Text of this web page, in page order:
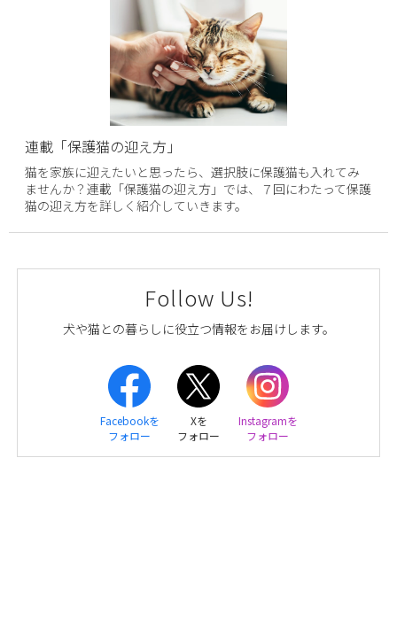
連載「保護猫の迎え方」
猫を家族に迎えたいと思ったら、選択肢に保護猫も入れてみ
ませんか？連載「保護猫の迎え方」では、７回にわたって保護
猫の迎え方を詳しく紹介していきます。
Follow Us!
犬や猫との暮らしに役立つ情報をお届けします。
Facebookを
フォロー
Xを
フォロー
Instagramを
フォロー